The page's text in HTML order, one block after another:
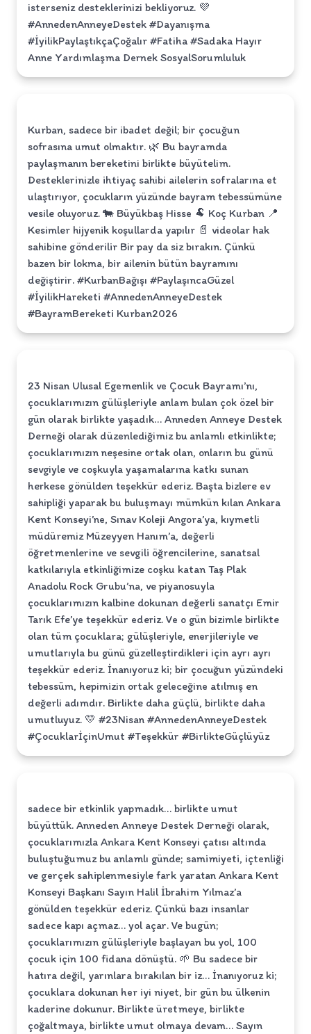
isterseniz desteklerinizi bekliyoruz. 💜
#AnnedenAnneyeDestek #Dayanışma
#İyilikPaylaştıkçaÇoğalır #Fatiha #Sadaka Hayır
Anne Yardımlaşma Dernek SosyalSorumluluk
Kurban, sadece bir ibadet değil; bir çocuğun
sofrasına umut olmaktır. 🌿 Bu bayramda
paylaşmanın bereketini birlikte büyütelim.
Desteklerinizle ihtiyaç sahibi ailelerin sofralarına et
ulaştırıyor, çocukların yüzünde bayram tebessümüne
vesile oluyoruz. 🐄 Büyükbaş Hisse 🐏 Koç Kurban 📍
Kesimler hijyenik koşullarda yapılır 📄 videolar hak
sahibine gönderilir Bir pay da siz bırakın. Çünkü
bazen bir lokma, bir ailenin bütün bayramını
değiştirir. #KurbanBağışı #PaylaşıncaGüzel
#İyilikHareketi #AnnedenAnneyeDestek
#BayramBereketi Kurban2026
23 Nisan Ulusal Egemenlik ve Çocuk Bayramı’nı,
çocuklarımızın gülüşleriyle anlam bulan çok özel bir
gün olarak birlikte yaşadık… Anneden Anneye Destek
Derneği olarak düzenlediğimiz bu anlamlı etkinlikte;
çocuklarımızın neşesine ortak olan, onların bu günü
sevgiyle ve coşkuyla yaşamalarına katkı sunan
herkese gönülden teşekkür ederiz. Başta bizlere ev
sahipliği yaparak bu buluşmayı mümkün kılan Ankara
Kent Konseyi’ne, Sınav Koleji Angora’ya, kıymetli
müdüremiz Müzeyyen Hanım’a, değerli
öğretmenlerine ve sevgili öğrencilerine, sanatsal
katkılarıyla etkinliğimize coşku katan Taş Plak
Anadolu Rock Grubu’na, ve piyanosuyla
çocuklarımızın kalbine dokunan değerli sanatçı Emir
Tarık Efe’ye teşekkür ederiz. Ve o gün bizimle birlikte
olan tüm çocuklara; gülüşleriyle, enerjileriyle ve
umutlarıyla bu günü güzelleştirdikleri için ayrı ayrı
teşekkür ederiz. İnanıyoruz ki; bir çocuğun yüzündeki
tebessüm, hepimizin ortak geleceğine atılmış en
değerli adımdır. Birlikte daha güçlü, birlikte daha
umutluyuz. 💛 #23Nisan #AnnedenAnneyeDestek
#ÇocuklarİçinUmut #Teşekkür #BirlikteGüçlüyüz
sadece bir etkinlik yapmadık… birlikte umut
büyüttük. Anneden Anneye Destek Derneği olarak,
çocuklarımızla Ankara Kent Konseyi çatısı altında
buluştuğumuz bu anlamlı günde; samimiyeti, içtenliği
ve gerçek sahiplenmesiyle fark yaratan Ankara Kent
Konseyi Başkanı Sayın Halil İbrahim Yılmaz’a
gönülden teşekkür ederiz. Çünkü bazı insanlar
sadece kapı açmaz… yol açar. Ve bugün;
çocuklarımızın gülüşleriyle başlayan bu yol, 100
çocuk için 100 fidana dönüştü. 🌱 Bu sadece bir
hatıra değil, yarınlara bırakılan bir iz… İnanıyoruz ki;
çocuklara dokunan her iyi niyet, bir gün bu ülkenin
kaderine dokunur. Birlikte üretmeye, birlikte
çoğaltmaya, birlikte umut olmaya devam… Sayın